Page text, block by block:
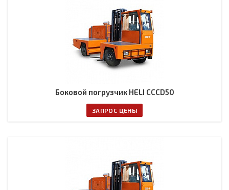
Боковой погрузчик HELI CCCD50
ЗАПРОС ЦЕНЫ